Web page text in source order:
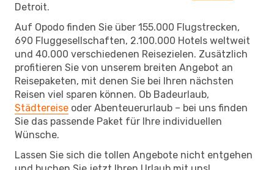
Detroit.
Auf Opodo finden Sie über 155.000 Flugstrecken,
690 Fluggesellschaften, 2.100.000 Hotels weltweit
und 40.000 verschiedenen Reisezielen. Zusätzlich
profitieren Sie von unserem breiten Angebot an
Reisepaketen, mit denen Sie bei Ihren nächsten
Reisen viel sparen können. Ob Badeurlaub,
Städtereise oder Abenteuerurlaub – bei uns finden
Sie das passende Paket für Ihre individuellen
Wünsche.
Lassen Sie sich die tollen Angebote nicht entgehen